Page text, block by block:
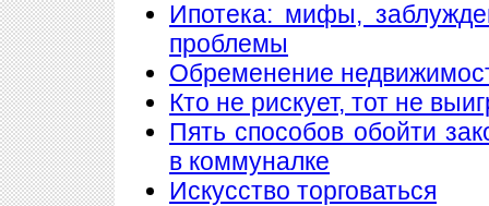
Ипотека: мифы,
проблемы
Обременение
Кто не рискует, тот не
Пять способов обойти
в коммуналке
Искусство торговаться